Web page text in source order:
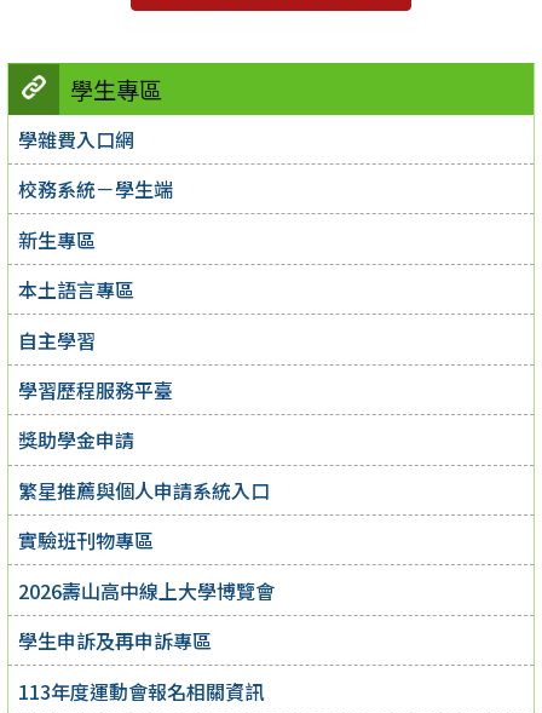
學生專區
學雜費入口網
校務系統－學生端
新生專區
本土語言專區
自主學習
學習歷程服務平臺
獎助學金申請
繁星推薦與個人申請系統入口
實驗班刊物專區
2026壽山高中線上大學博覽會
學生申訴及再申訴專區
113年度運動會報名相關資訊